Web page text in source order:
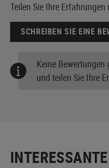
Teilen Sie Ihre Erfahrungen
SCHREIBEN SIE EINE
Keine Bewertungen
und teilen Sie Ihre